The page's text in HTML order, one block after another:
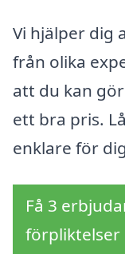
Vi hjälper dig
från olika
att du kan
ett bra pris.
enklare för
Få 3
förpliktelser